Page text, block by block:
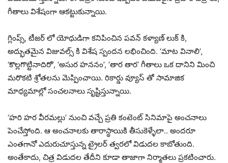
గీతాలు విశేషంగా ఆకట్టుకున్నాయి.
గ్లింప్స్, టీజర్ లో యోధుడిగా కనిపించిన పవన్ కళ్యాణ్ లుక్ కి,
అద్భుతమైన విజువల్స్ కి విశేష స్పందన లభించింది. ‘మాట వినాలి’,
‘కొల్లగొట్టినాదిరో’, ‘అసుర హననం’, ‘తార తార’ గీతాలు ఒక దానిని మించి
మరొకటి శ్రోతలను మెప్పించాయి. రికార్డు వ్యూస్ తో సామాజిక
మాధ్యమాల్లో సంచలనాలు సృష్టిస్తున్నాయి.
‘హరి హర వీరమల్లు’ నుంచి వచ్చే ప్రతి కంటెంట్ సినిమాపై అంచనాలు
పెంచేస్తోంది. ఆ అంచనాలకు తారాస్థాయికి తీసుకెళ్ళేలా.. అందరూ
ఎంతగానో ఎదురుచూస్తున్న ట్రైలర్ త్వరలో విడుదల కాబోతుంది.
అంతేకాదు, చిత్ర విడుదల తేదీని కూడా తాజాగా నిర్మాతలు ప్రకటించారు.